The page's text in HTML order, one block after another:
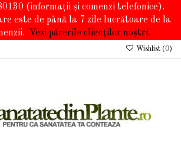
(informații și comenzi telefonice).
este de până la 7 zile lucrătoare de la
Vezi părerile clienților noștri.
Wishlist (0)